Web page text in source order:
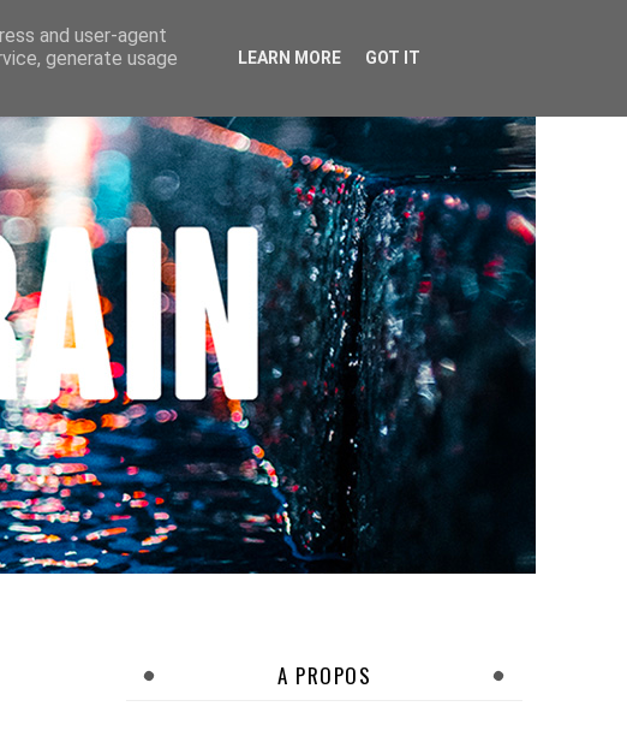
A PROPOS
and user-agent
generate usage
LEARN MORE GOT IT